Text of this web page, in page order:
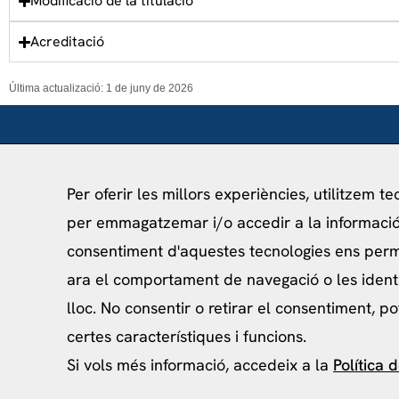
Acreditació
Última actualizació: 1 de juny de 2026
info@ceibcn.com
93 205 45 16 Ext. 0
Política de
Per oferir les millors experiències, utilitzem
per emmagatzemar i/o accedir a la
consentiment d'aquestes tecnologies ens
ara el comportament de navegació o les
lloc. No consentir o retirar el consentiment,
certes característiques i funcions.
Si vols més informació, accedeix a la Política